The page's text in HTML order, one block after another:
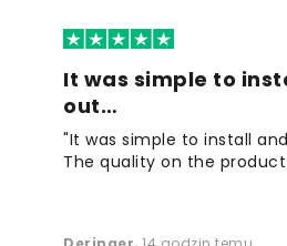
It was simple to
out…
"It was simple to install
The quality on the